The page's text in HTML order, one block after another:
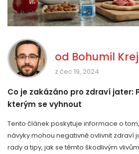
od Bohumil
z čec 19, 2024
Co je zakázáno pro zdraví jater:
kterým se vyhnout
Tento článek poskytuje informace o
návyky mohou negativně ovlivnit zdraví
rady a tipy, jak se těmto škodlivým